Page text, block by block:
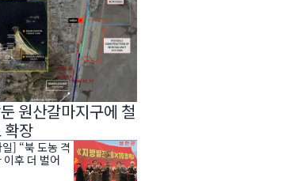
원산갈마지구에 철
확장
] “북 도농 격
후 더 벌어